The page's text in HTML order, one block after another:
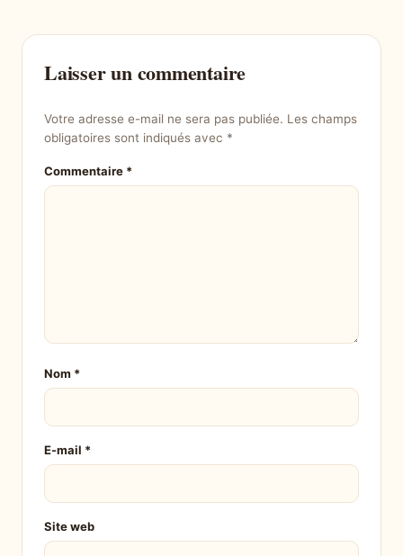
Laisser un commentaire
Votre adresse e-mail ne sera pas publiée. Les champs
obligatoires sont indiqués avec *
Commentaire *
Nom *
E-mail *
Site web